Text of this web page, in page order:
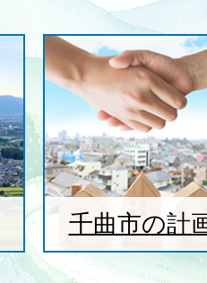
千曲市の計